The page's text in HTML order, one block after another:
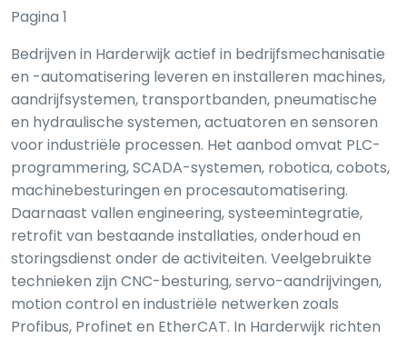
Pagina 1
Bedrijven in Harderwijk actief in bedrijfsmechanisatie
en -automatisering leveren en installeren machines,
aandrijfsystemen, transportbanden, pneumatische
en hydraulische systemen, actuatoren en sensoren
voor industriële processen. Het aanbod omvat PLC-
programmering, SCADA-systemen, robotica, cobots,
machinebesturingen en procesautomatisering.
Daarnaast vallen engineering, systeemintegratie,
retrofit van bestaande installaties, onderhoud en
storingsdienst onder de activiteiten. Veelgebruikte
technieken zijn CNC-besturing, servo-aandrijvingen,
motion control en industriële netwerken zoals
Profibus, Profinet en EtherCAT. In Harderwijk richten